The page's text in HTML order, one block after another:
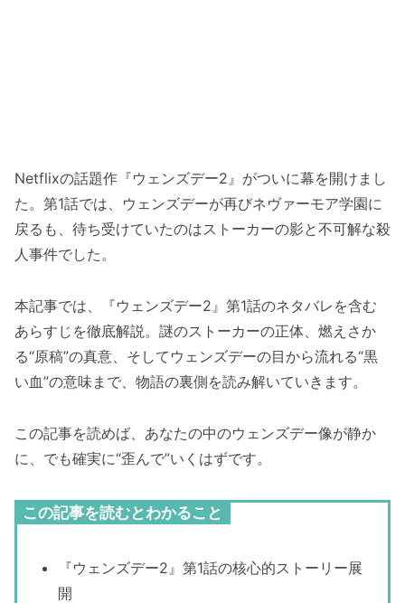
Netflixの話題作『ウェンズデー2』がついに幕を開けまし
た。第1話では、ウェンズデーが再びネヴァーモア学園に
戻るも、待ち受けていたのはストーカーの影と不可解な殺
人事件でした。
本記事では、『ウェンズデー2』第1話のネタバレを含む
あらすじを徹底解説。謎のストーカーの正体、燃えさか
る“原稿”の真意、そしてウェンズデーの目から流れる“黒
い血”の意味まで、物語の裏側を読み解いていきます。
この記事を読めば、あなたの中のウェンズデー像が静か
に、でも確実に“歪んで”いくはずです。
この記事を読むとわかること
『ウェンズデー2』第1話の核心的ストーリー展
開